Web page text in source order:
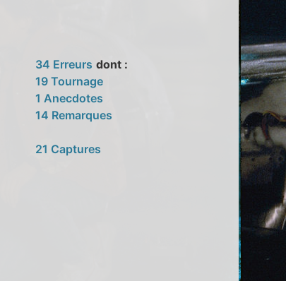
34 Erreurs dont :
19 Tournage
1 Anecdotes
14 Remarques
21 Captures